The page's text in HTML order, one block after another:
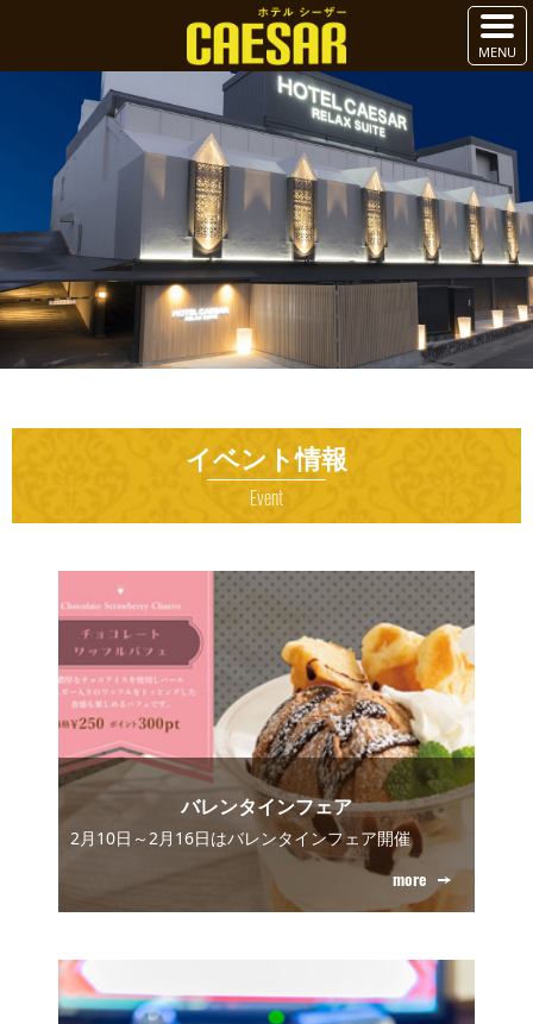
イベント情報
Event
バレンタインフェア
2月10日～2月16日はバレンタインフェア開催
more